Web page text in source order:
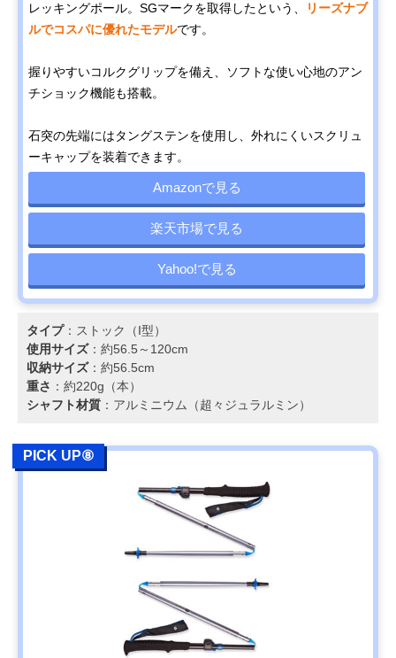
レッキングポール。SGマークを取得したという、
リーズナブ
ルでコスパに優れたモデルです。
握りやすいコルクグリップを備え、ソフトな使い心地のアン
チショック機能も搭載。
石突の先端にはタングステンを使用し、外れにくいスクリュ
ーキャップを装着できます。
Amazonで見る
楽天市場で見る
Yahoo!で見る
タイプ：ストック（I型）
使用サイズ：約56.5～120cm
収納サイズ：約56.5cm
重さ ：約220g（本）
シャフト材質 ：アルミニウム（超々ジュラルミン）
PICK UP⑧